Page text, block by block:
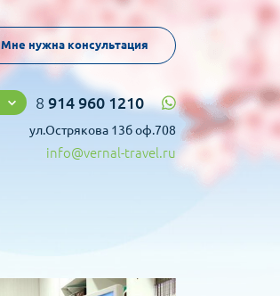
Мне нужна консультация
8 914 960 1210
ул.Острякова 13б оф.708
info@vernal-travel.ru